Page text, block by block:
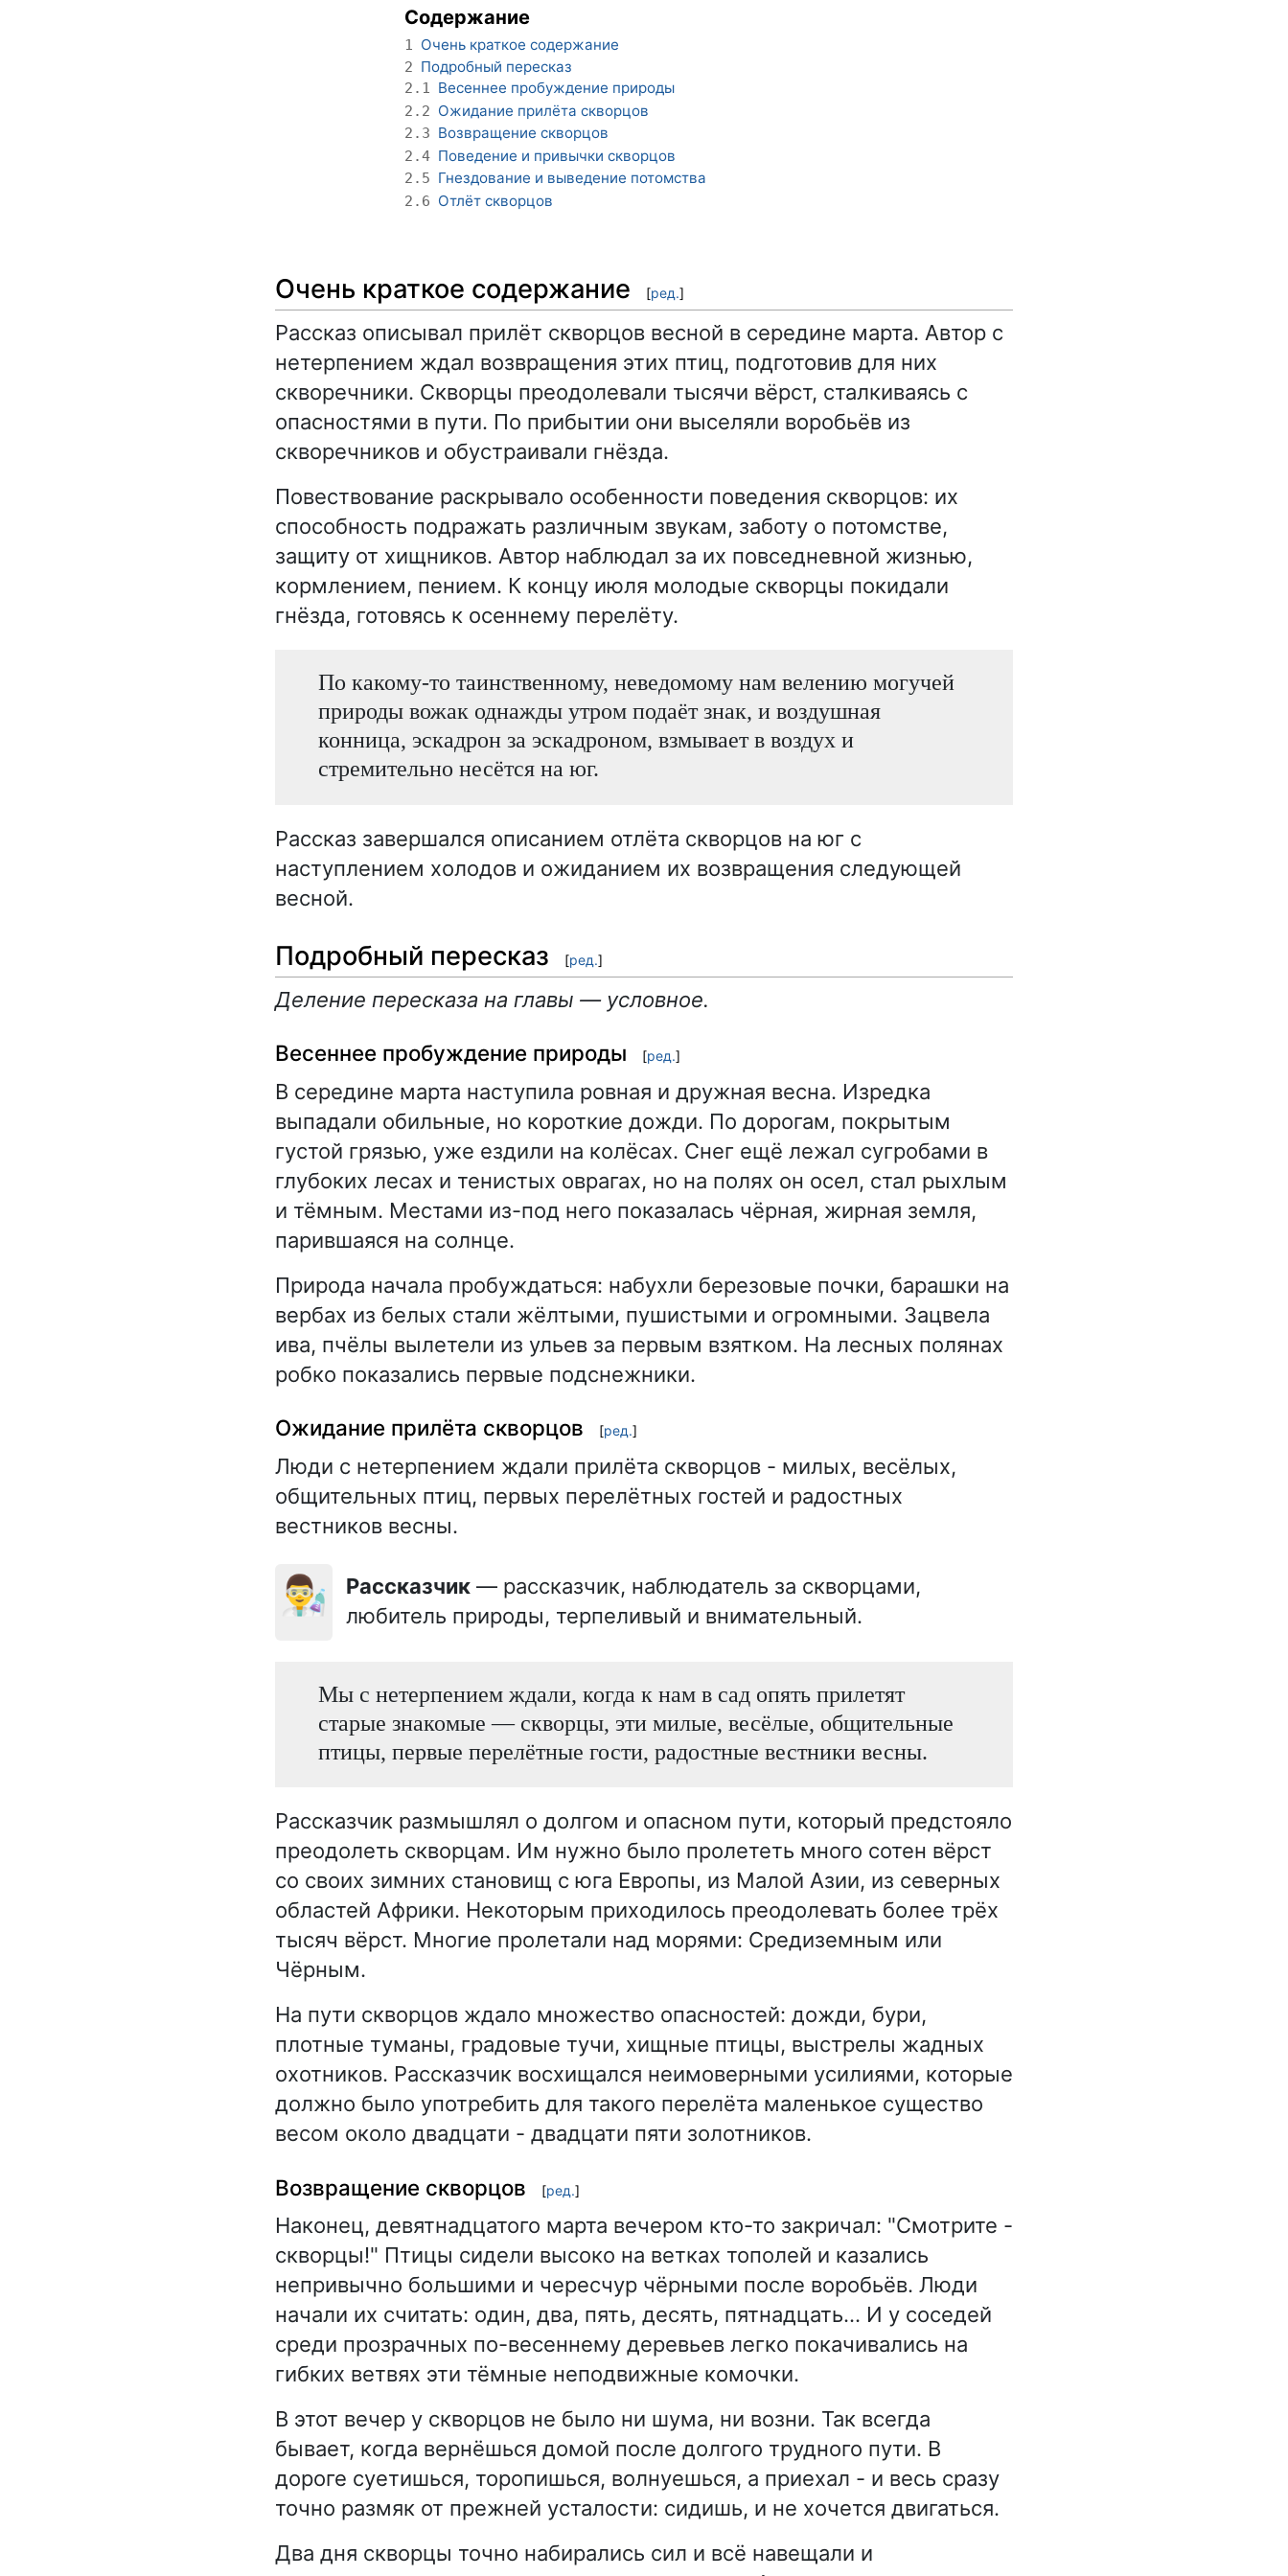
Содержание
1 Очень краткое содержание
2 Подробный пересказ
2.1 Весеннее пробуждение природы
2.2 Ожидание прилёта скворцов
2.3 Возвращение скворцов
2.4 Поведение и привычки скворцов
2.5 Гнездование и выведение потомства
2.6 Отлёт скворцов
Очень краткое содержание [ред.]
Рассказ описывал прилёт скворцов весной в середине марта. Автор с
нетерпением ждал возвращения этих птиц, подготовив для них
скворечники. Скворцы преодолевали тысячи вёрст, сталкиваясь с
опасностями в пути. По прибытии они выселяли воробьёв из
скворечников и обустраивали гнёзда.
Повествование раскрывало особенности поведения скворцов: их
способность подражать различным звукам, заботу о потомстве,
защиту от хищников. Автор наблюдал за их повседневной жизнью,
кормлением, пением. К концу июля молодые скворцы покидали
гнёзда, готовясь к осеннему перелёту.
По какому-то таинственному, неведомому нам велению могучей
природы вожак однажды утром подаёт знак, и воздушная
конница, эскадрон за эскадроном, взмывает в воздух и
стремительно несётся на юг.
Рассказ завершался описанием отлёта скворцов на юг с
наступлением холодов и ожиданием их возвращения следующей
весной.
Подробный пересказ [ред.]
Деление пересказа на главы — условное.
Весеннее пробуждение природы [ред.]
В середине марта наступила ровная и дружная весна. Изредка
выпадали обильные, но короткие дожди. По дорогам, покрытым
густой грязью, уже ездили на колёсах. Снег ещё лежал сугробами в
глубоких лесах и тенистых оврагах, но на полях он осел, стал рыхлым
и тёмным. Местами из-под него показалась чёрная, жирная земля,
парившаяся на солнце.
Природа начала пробуждаться: набухли березовые почки, барашки на
вербах из белых стали жёлтыми, пушистыми и огромными. Зацвела
ива, пчёлы вылетели из ульев за первым взятком. На лесных полянах
робко показались первые подснежники.
Ожидание прилёта скворцов [ред.]
Люди с нетерпением ждали прилёта скворцов - милых, весёлых,
общительных птиц, первых перелётных гостей и радостных
вестников весны.
👨‍🔬 Рассказчик — рассказчик, наблюдатель за скворцами,
любитель природы, терпеливый и внимательный.
Мы с нетерпением ждали, когда к нам в сад опять прилетят
старые знакомые — скворцы, эти милые, весёлые, общительные
птицы, первые перелётные гости, радостные вестники весны.
Рассказчик размышлял о долгом и опасном пути, который предстояло
преодолеть скворцам. Им нужно было пролететь много сотен вёрст
со своих зимних становищ с юга Европы, из Малой Азии, из северных
областей Африки. Некоторым приходилось преодолевать более трёх
тысяч вёрст. Многие пролетали над морями: Средиземным или
Чёрным.
На пути скворцов ждало множество опасностей: дожди, бури,
плотные туманы, градовые тучи, хищные птицы, выстрелы жадных
охотников. Рассказчик восхищался неимоверными усилиями, которые
должно было употребить для такого перелёта маленькое существо
весом около двадцати - двадцати пяти золотников.
Возвращение скворцов [ред.]
Наконец, девятнадцатого марта вечером кто-то закричал: "Смотрите -
скворцы!" Птицы сидели высоко на ветках тополей и казались
непривычно большими и чересчур чёрными после воробьёв. Люди
начали их считать: один, два, пять, десять, пятнадцать... И у соседей
среди прозрачных по-весеннему деревьев легко покачивались на
гибких ветвях эти тёмные неподвижные комочки.
В этот вечер у скворцов не было ни шума, ни возни. Так всегда
бывает, когда вернёшься домой после долгого трудного пути. В
дороге суетишься, торопишься, волнуешься, а приехал - и весь сразу
точно размяк от прежней усталости: сидишь, и не хочется двигаться.
Два дня скворцы точно набирались сил и всё навещали и